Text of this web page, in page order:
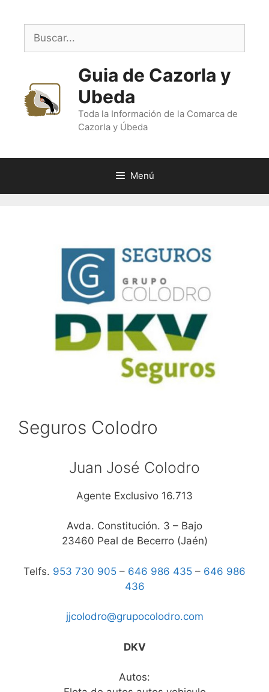
contenido
Buscar:
Guia de Cazorla y
Ubeda
Toda la Información de la Comarca de
Cazorla y Úbeda
Menú
Seguros Colodro
Juan José Colodro
Agente Exclusivo 16.713
Avda. Constitución. 3 – Bajo
23460 Peal de Becerro (Jaén)
Telfs. 953 730 905 – 646 986 435 – 646 986
436
jjcolodro@grupocolodro.com
DKV
Autos: